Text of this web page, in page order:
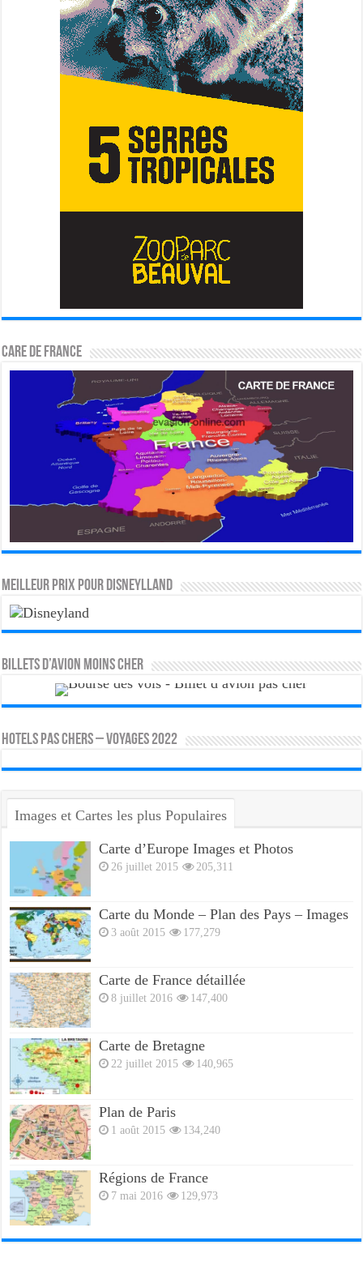
CARE DE FRANCE
MEILLEUR PRIX POUR DISNEYLLAND
Billets d’avion moins cher
HOTELS PAS CHERS – VOYAGES 2022
Images et Cartes les plus Populaires
Carte d’Europe Images et Photos
26 juillet 2015 205,311
Carte du Monde – Plan des Pays – Images
3 août 2015 177,279
Carte de France détaillée
8 juillet 2016 147,400
Carte de Bretagne
22 juillet 2015 140,965
Plan de Paris
1 août 2015 134,240
Régions de France
7 mai 2016 129,973